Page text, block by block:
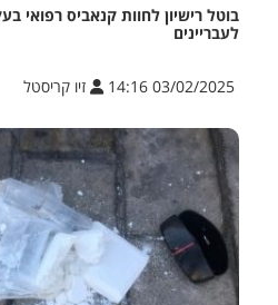
בוטל רישיון לחוות קנאביס רפואי
לעבריינים
03/02/2025 14:16 זיו קריסטל